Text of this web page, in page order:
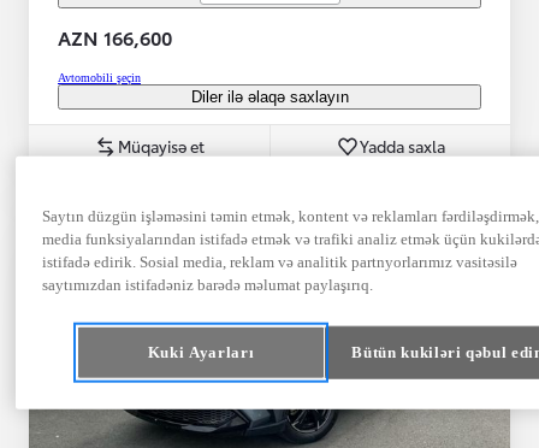
AZN 166,600
Avtomobili şeçin
Diler ilə əlaqə saxlayın
Müqayisə et Yadda saxla
Saytın düzgün işləməsini təmin etmək, kontent və reklamları
media funksiyalarından istifadə etmək və trafiki analiz etmək üçün
istifadə edirik. Sosial media, reklam və analitik partnyorlarımız vasitəsilə
saytımızdan istifadəniz barədə məlumat paylaşırıq.
Kuki Ayarları Bütün kukiləri qəbul